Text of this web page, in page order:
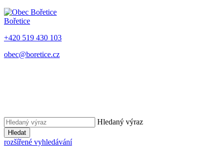
Bořetice
+420 519 430 103
obec@boretice.cz
Hledaný výraz
Hledat
rozšířené vyhledávání